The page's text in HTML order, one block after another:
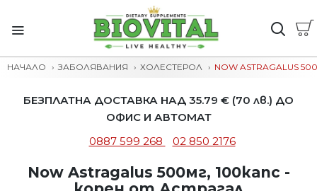
НАЧАЛО ЗАБОЛЯВАНИЯ ХОЛЕСТЕРОЛ NOW ASTRAGALUS
БЕЗПЛАТНА ДОСТАВКА НАД 35.79 € (70 лв.) ДО
ОФИС И АВТОМАТ
0887 599 268
02 850 2176
Now Astragalus 500мг, 100капс -